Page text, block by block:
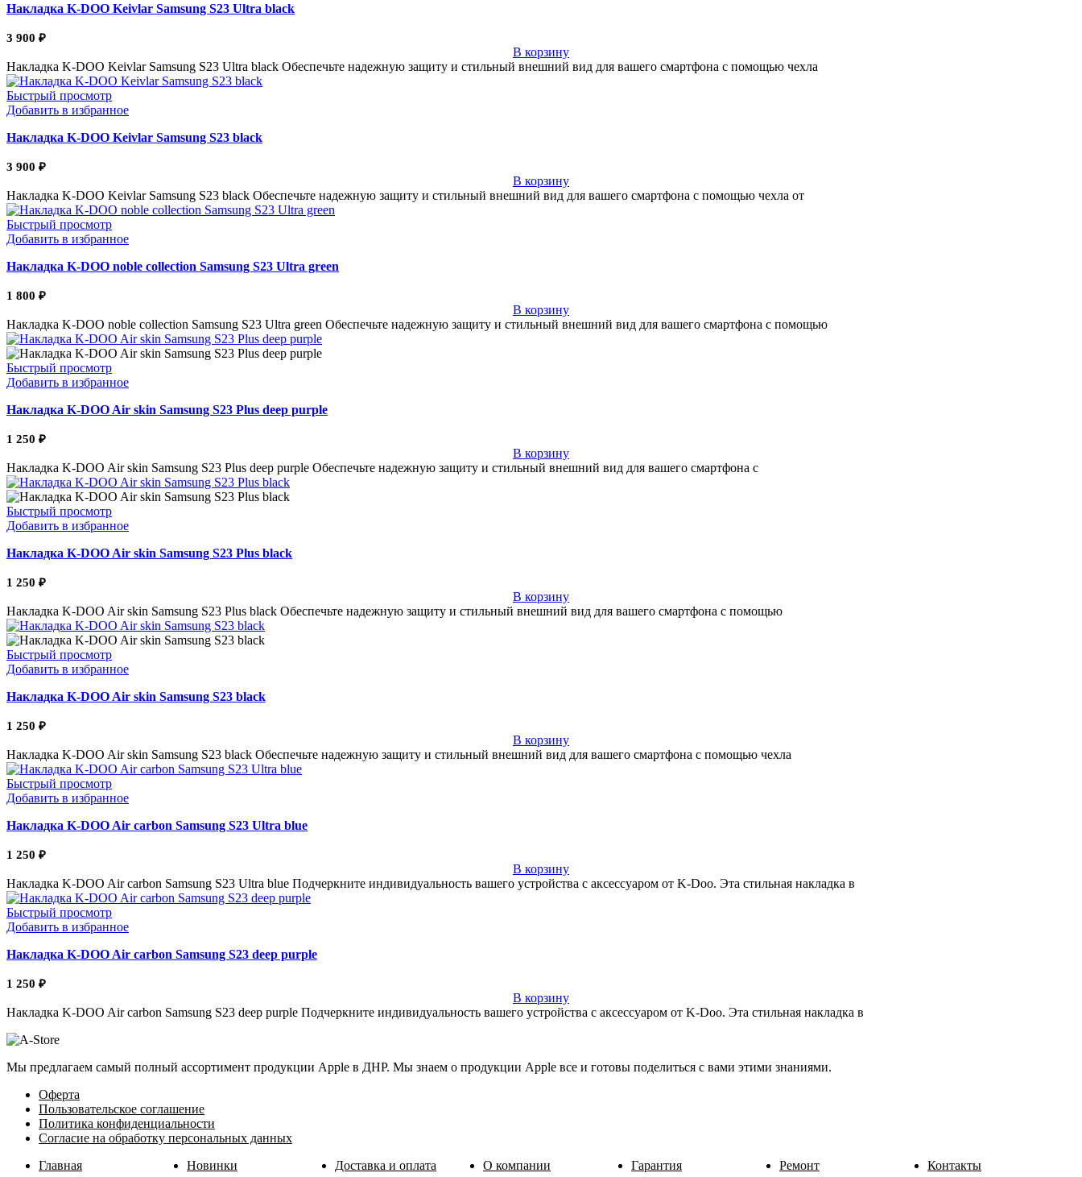
Накладка K-DOO Keivlar Samsung S23 Ultra black
3 900 ₽
В корзину
Накладка K-DOO Keivlar Samsung S23 Ultra black Обеспечьте надежную защиту и стильный внешний вид для вашего смартфона с помощью чехла
Быстрый просмотр
Добавить в избранное
Накладка K-DOO Keivlar Samsung S23 black
3 900 ₽
В корзину
Накладка K-DOO Keivlar Samsung S23 black Обеспечьте надежную защиту и стильный внешний вид для вашего смартфона с помощью чехла от
Быстрый просмотр
Добавить в избранное
Накладка K-DOO noble collection Samsung S23 Ultra green
1 800 ₽
В корзину
Накладка K-DOO noble collection Samsung S23 Ultra green Обеспечьте надежную защиту и стильный внешний вид для вашего смартфона с помощью
Быстрый просмотр
Добавить в избранное
Накладка K-DOO Air skin Samsung S23 Plus deep purple
1 250 ₽
В корзину
Накладка K-DOO Air skin Samsung S23 Plus deep purple Обеспечьте надежную защиту и стильный внешний вид для вашего смартфона с
Быстрый просмотр
Добавить в избранное
Накладка K-DOO Air skin Samsung S23 Plus black
1 250 ₽
В корзину
Накладка K-DOO Air skin Samsung S23 Plus black Обеспечьте надежную защиту и стильный внешний вид для вашего смартфона с помощью
Быстрый просмотр
Добавить в избранное
Накладка K-DOO Air skin Samsung S23 black
1 250 ₽
В корзину
Накладка K-DOO Air skin Samsung S23 black Обеспечьте надежную защиту и стильный внешний вид для вашего смартфона с помощью чехла
Быстрый просмотр
Добавить в избранное
Накладка K-DOO Air carbon Samsung S23 Ultra blue
1 250 ₽
В корзину
Накладка K-DOO Air carbon Samsung S23 Ultra blue Подчеркните индивидуальность вашего устройства с аксессуаром от K-Doo. Эта стильная накладка в
Быстрый просмотр
Добавить в избранное
Накладка K-DOO Air carbon Samsung S23 deep purple
1 250 ₽
В корзину
Накладка K-DOO Air carbon Samsung S23 deep purple Подчеркните индивидуальность вашего устройства с аксессуаром от K-Doo. Эта стильная накладка в
Мы предлагаем самый полный ассортимент продукции Apple в ДНР. Мы знаем о продукции Apple все и готовы поделиться с вами этими знаниями.
Оферта
Пользовательское соглашение
Политика конфиденциальности
Согласие на обработку персональных данных
Главная
Новинки Доставка и оплата О компании Гарантия Ремонт Контакты